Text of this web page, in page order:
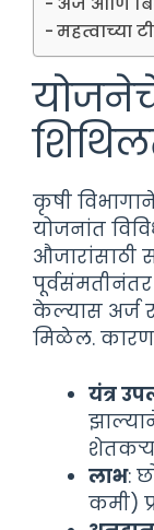
महत्वाच्या
कृषी
योजनांत
औजारांसाठी
केल्यास अर्ज
मिळेल.
यंत्र
लाभ:
कमी)